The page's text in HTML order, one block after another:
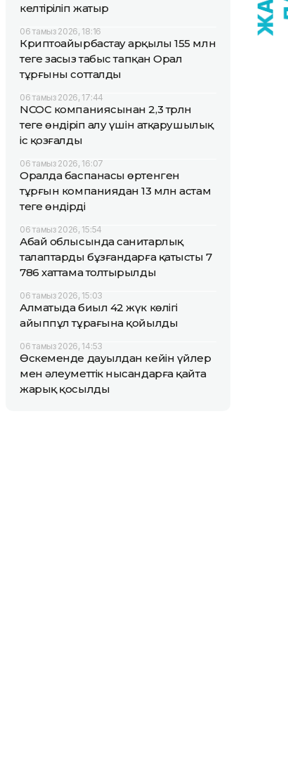
келтіріліп жатыр
06 тамыз 2026, 18:16
Криптоайырбастау арқылы 155 млн
теңге заңсыз табыс тапқан Орал
тұрғыны сотталды
06 тамыз 2026, 17:44
NCOC компаниясынан 2,3 трлн
теңге өндіріп алу үшін атқарушылық
іс қозғалды
06 тамыз 2026, 16:07
Оралда баспанасы өртенген
тұрғын компаниядан 13 млн астам
теңге өндірді
06 тамыз 2026, 15:54
Абай облысында санитарлық
талаптарды бұзғандарға қатысты 7
786 хаттама толтырылды
06 тамыз 2026, 15:03
Алматыда биыл 42 жүк көлігі
айыппұл тұрағына қойылды
06 тамыз 2026, 14:53
Өскеменде дауылдан кейін үйлер
мен әлеуметтік нысандарға қайта
жарық қосылды